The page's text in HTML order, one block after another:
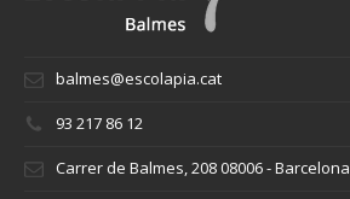
balmes@escolapia.cat
93 217 86 12
Carrer de Balmes, 208 08006 - Barcelona